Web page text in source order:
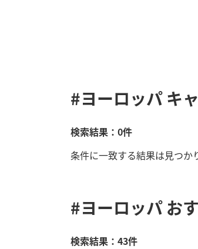
#ヨーロッパ キ
検索結果：0件
条件に一致する結果は見つか
#ヨーロッパ お
検索結果：43件